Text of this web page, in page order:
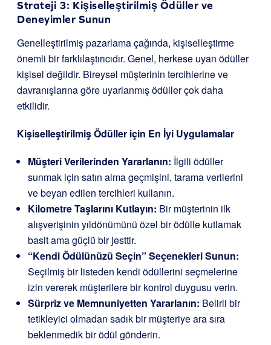
Strateji 3: Kişiselleştirilmiş Ödüller ve
Deneyimler Sunun
Genelleştirilmiş pazarlama çağında, kişiselleştirme
önemli bir farklılaştırıcıdır. Genel, herkese uyan ödüller
kişisel değildir. Bireysel müşterinin tercihlerine ve
davranışlarına göre uyarlanmış ödüller çok daha
etkilidir.
Kişiselleştirilmiş Ödüller için En İyi Uygulamalar
Müşteri Verilerinden Yararlanın: İlgili ödüller
sunmak için satın alma geçmişini, tarama verilerini
ve beyan edilen tercihleri kullanın.
Kilometre Taşlarını Kutlayın: Bir müşterinin ilk
alışverişinin yıldönümünü özel bir ödülle kutlamak
basit ama güçlü bir jesttir.
“Kendi Ödülünüzü Seçin” Seçenekleri Sunun:
Seçilmiş bir listeden kendi ödüllerini seçmelerine
izin vererek müşterilere bir kontrol duygusu verin.
Sürpriz ve Memnuniyetten Yararlanın: Belirli bir
tetikleyici olmadan sadık bir müşteriye ara sıra
beklenmedik bir ödül gönderin.